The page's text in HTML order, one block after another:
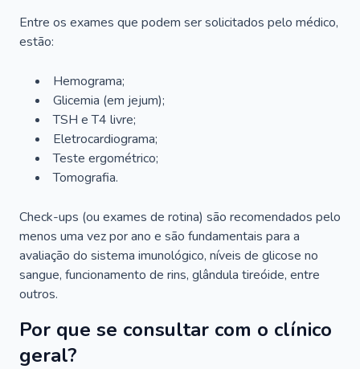
Entre os exames que podem ser solicitados pelo médico,
estão:
Hemograma;
Glicemia (em jejum);
TSH e T4 livre;
Eletrocardiograma;
Teste ergométrico;
Tomografia.
Check-ups (ou exames de rotina) são recomendados pelo
menos uma vez por ano e são fundamentais para a
avaliação do sistema imunológico, níveis de glicose no
sangue, funcionamento de rins, glândula tireóide, entre
outros.
Por que se consultar com o clínico
geral?